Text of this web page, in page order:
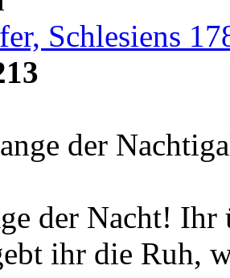
Schlesiens
der
der Nacht!
ihr die Ruh,